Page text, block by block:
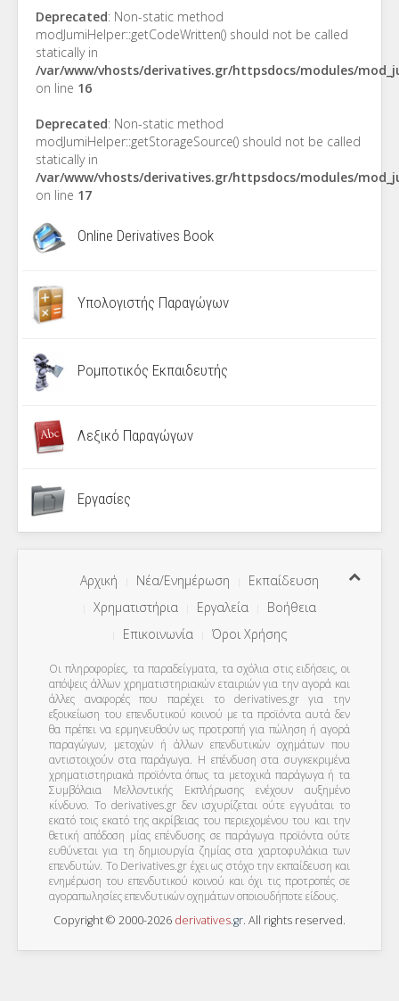
Deprecated: Non-static method
modJumiHelper::getCodeWritten() should not be called
statically in
/var/www/vhosts/derivatives.gr/httpsdocs/modules/
on line 16
Deprecated: Non-static method
modJumiHelper::getStorageSource() should not be called
statically in
/var/www/vhosts/derivatives.gr/httpsdocs/modules/
on line 17
Online Derivatives Book
Υπολογιστής Παραγώγων
Ρομποτικός Εκπαιδευτής
Λεξικό Παραγώγων
Εργασίες
Αρχική Νέα/Ενημέρωση
Εκπαίδευση
Χρηματιστήρια
Εργαλεία
Βοήθεια
Επικοινωνία
Όροι Χρήσης
Οι πληροφορίες, τα παραδείγματα, τα σχόλια στις ειδήσεις, οι
απόψεις άλλων χρηματιστηριακών εταιριών για την αγορά και
άλλες αναφορές που παρέχει το derivatives.gr για την
εξοικείωση του επενδυτικού κοινού με τα προϊόντα αυτά δεν
θα πρέπει να ερμηνευθούν ως προτροπή για πώληση ή αγορά
παραγώγων, μετοχών ή άλλων επενδυτικών οχημάτων που
αντιστοιχούν στα παράγωγα. Η επένδυση στα συγκεκριμένα
χρηματιστηριακά προϊόντα όπως τα μετοχικά παράγωγα ή τα
Συμβόλαια Μελλοντικής Εκπλήρωσης ενέχουν αυξημένο
κίνδυνο. Το derivatives.gr δεν ισχυρίζεται ούτε εγγυάται το
εκατό τοις εκατό της ακρίβειας του περιεχομένου του και την
θετική απόδοση μίας επένδυσης σε παράγωγα προϊόντα ούτε
ευθύνεται για τη δημιουργία ζημίας στα χαρτοφυλάκια των
επενδυτών. To Derivatives.gr έχει ως στόχο την εκπαίδευση και
ενημέρωση του επενδυτικού κοινού και όχι τις προτροπές σε
αγοραπωλησίες επενδυτικών οχημάτων οποιουδήποτε είδους.
Copyright © 2000-2026 derivatives.gr. All rights reserved.